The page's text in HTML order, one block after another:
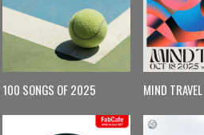
100 SONGS OF 2025 MIND TRAVEL